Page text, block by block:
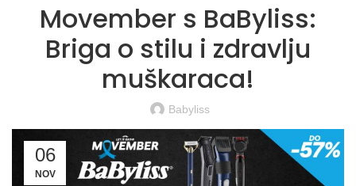
Movember s BaByliss:
Briga o stilu i zdravlju
muškaraca!
Babyliss
06
NOV